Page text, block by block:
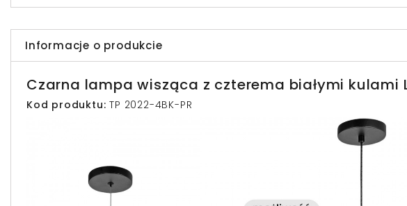
Informacje o produkcie
Czarna lampa wisząca z czterema białymi kulami
Kod produktu:TP 2022-4BK-PR